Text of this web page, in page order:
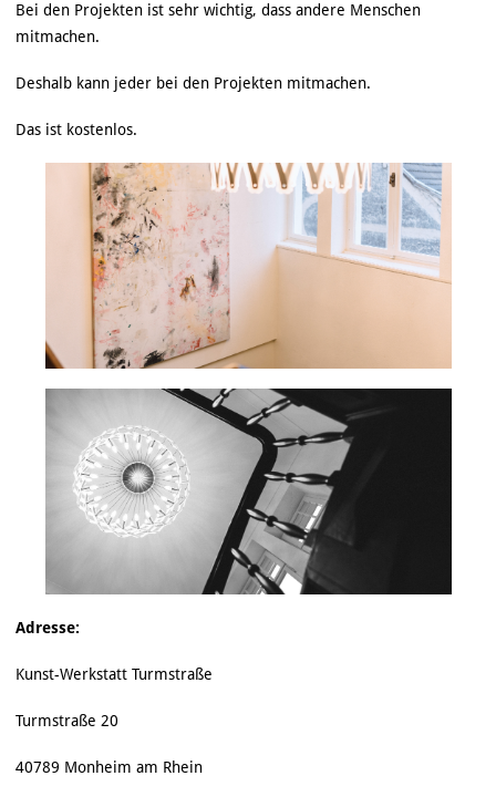
Bei den Projekten ist sehr wichtig, dass andere Menschen
mitmachen.
Deshalb kann jeder bei den Projekten mitmachen.
Das ist kostenlos.
Adresse:
Kunst-Werkstatt Turmstraße
Turmstraße 20
40789 Monheim am Rhein